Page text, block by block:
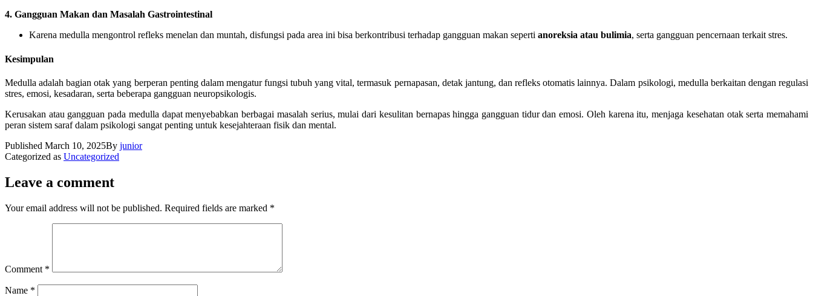
4. Gangguan Makan dan Masalah Gastrointestinal
Karena medulla mengontrol refleks menelan dan muntah, disfungsi pada area ini bisa berkontribusi terhadap gangguan makan seperti anoreksia atau bulimia, serta gangguan pencernaan terkait stres.
Kesimpulan
Medulla adalah bagian otak yang berperan penting dalam mengatur fungsi tubuh yang vital, termasuk pernapasan, detak jantung, dan refleks otomatis lainnya. Dalam psikologi, medulla berkaitan dengan regulasi
stres, emosi, kesadaran, serta beberapa gangguan neuropsikologis.
Kerusakan atau gangguan pada medulla dapat menyebabkan berbagai masalah serius, mulai dari kesulitan bernapas hingga gangguan tidur dan emosi. Oleh karena itu, menjaga kesehatan otak serta memahami
peran sistem saraf dalam psikologi sangat penting untuk kesejahteraan fisik dan mental.
Published March 10, 2025By junior
Categorized as Uncategorized
Leave a comment
Your email address will not be published. Required fields are marked *
Comment *
Name *